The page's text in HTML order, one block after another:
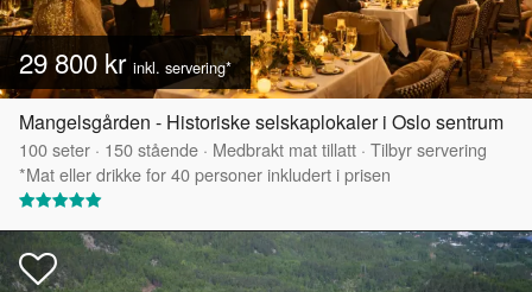
29 800 kr inkl. servering*
Mangelsgården - Historiske selskaplokaler i Oslo sentrum
100seter · 150stående · Medbrakt mat tillatt · Tilbyr servering
*Mat eller drikke for 40 personer inkludert i prisen